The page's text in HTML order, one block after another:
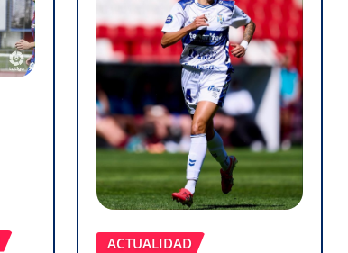
ACTUALIDAD